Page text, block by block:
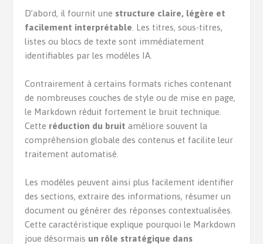
D’abord, il fournit une structure claire, légère et
facilement interprétable . Les titres, sous-titres,
listes ou blocs de texte sont immédiatement
identifiables par les modèles IA.
Contrairement à certains formats riches contenant
de nombreuses couches de style ou de mise en page,
le Markdown réduit fortement le bruit technique.
Cette réduction du bruit améliore souvent la
compréhension globale des contenus et facilite leur
traitement automatisé.
Les modèles peuvent ainsi plus facilement identifier
des sections, extraire des informations, résumer un
document ou générer des réponses contextualisées.
Cette caractéristique explique pourquoi le Markdown
joue désormais un rôle stratégique dans